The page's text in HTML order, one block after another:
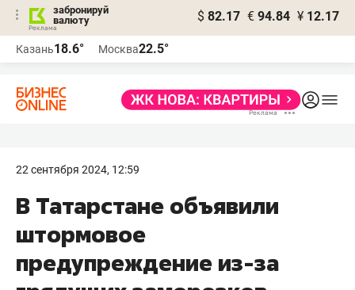
забронируй
валюту
$ 82.17 € 94.84 ¥ 12.17
Казань18.6° Москва22.5°
22 сентября 2024, 12:59
В Татарстане объявили
штормовое
предупреждение из-за